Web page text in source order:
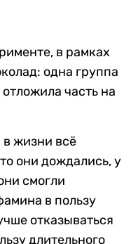
в рамках
одна группа
часть на
в жизни всё
они дождались, у
смогли
в пользу
отказываться
длительного